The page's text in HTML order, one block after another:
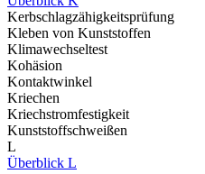
Kerbschlagzähigkeitsprüfung
Kleben von Kunststoffen
Klimawechseltest
Kohäsion
Kontaktwinkel
Kriechen
Kriechstromfestigkeit
Kunststoffschweißen
L
Überblick L